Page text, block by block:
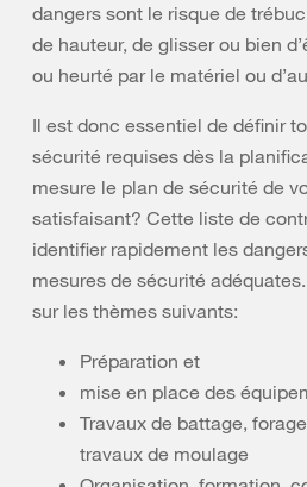
dangers sont le risque de
de hauteur, de glisser ou bien
ou heurté par le matériel ou
Il est donc essentiel de définir
sécurité requises dès la
mesure le plan de sécurité de
satisfaisant? Cette liste de
identifier rapidement les
mesures de sécurité
sur les thèmes suivants:
Préparation et
mise en place des
Travaux de battage,
travaux de moulage